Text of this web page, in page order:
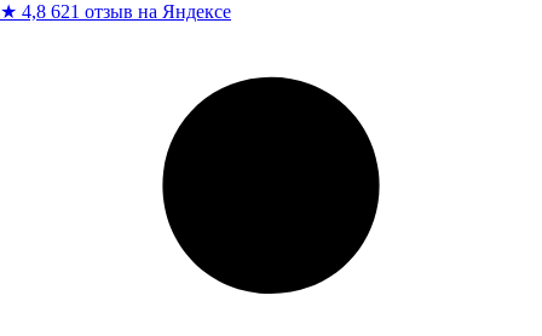
★ 4,8 621 отзыв на Яндексе